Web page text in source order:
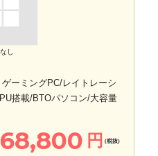
し
ーミングPC/レイトレーシ
搭載/BTOパソコン/大容量
円 (税抜)